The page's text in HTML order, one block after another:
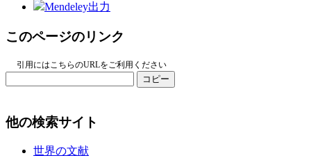
Mendeley出力
このページのリンク
引用にはこちらのURLをご利用ください
コピー
他の検索サイト
世界の文献